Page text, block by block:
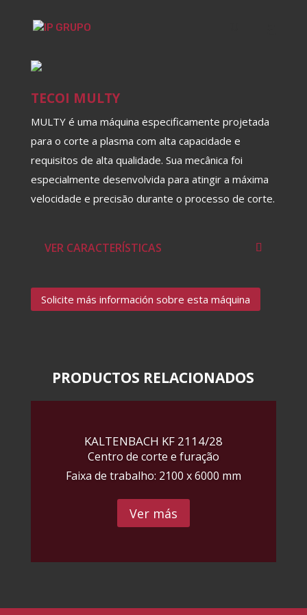
TECOI MULTY
MULTY é uma máquina especificamente projetada
para o corte a plasma com alta capacidade e
requisitos de alta qualidade. Sua mecânica foi
especialmente desenvolvida para atingir a máxima
velocidade e precisão durante o processo de corte.
VER CARACTERÍSTICAS
Solicite más información sobre esta máquina
PRODUCTOS RELACIONADOS
KALTENBACH KF 2114/28
Centro de corte e furação
Faixa de trabalho: 2100 x 6000 mm
Ver más